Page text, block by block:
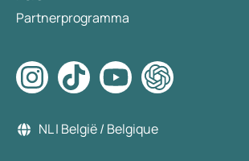
Partnerprogramma
NL | België / Belgique